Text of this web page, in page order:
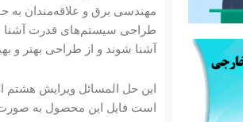
مهندسی برق و علاقه‌مندان
طراحی سیستم‌های قدرت آشنا
آشنا شوند و از طراحی بهتر و
است فایل این محصول به صورت